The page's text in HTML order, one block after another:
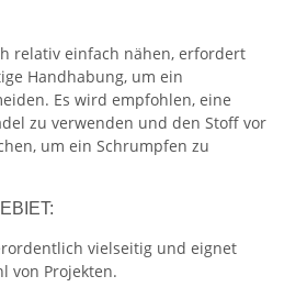
relativ einfach nähen, erfordert
Handhabung, um ein
Es wird empfohlen, eine
zu verwenden und den Stoff vor
um ein Schrumpfen zu
vielseitig und eignet
von Projekten.